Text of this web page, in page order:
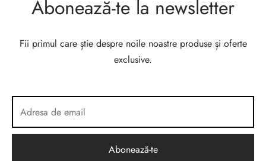
Abonează-te la newsletter
Fii primul care știe despre noile noastre produse și oferte
exclusive.